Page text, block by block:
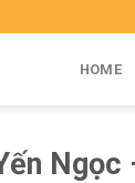
HOME